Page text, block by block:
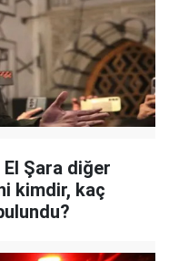
Şara diğer
kimdir, kaç